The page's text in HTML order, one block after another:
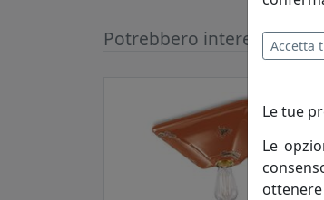
Potrebbero interessarti
Accetta
Le tue
Le